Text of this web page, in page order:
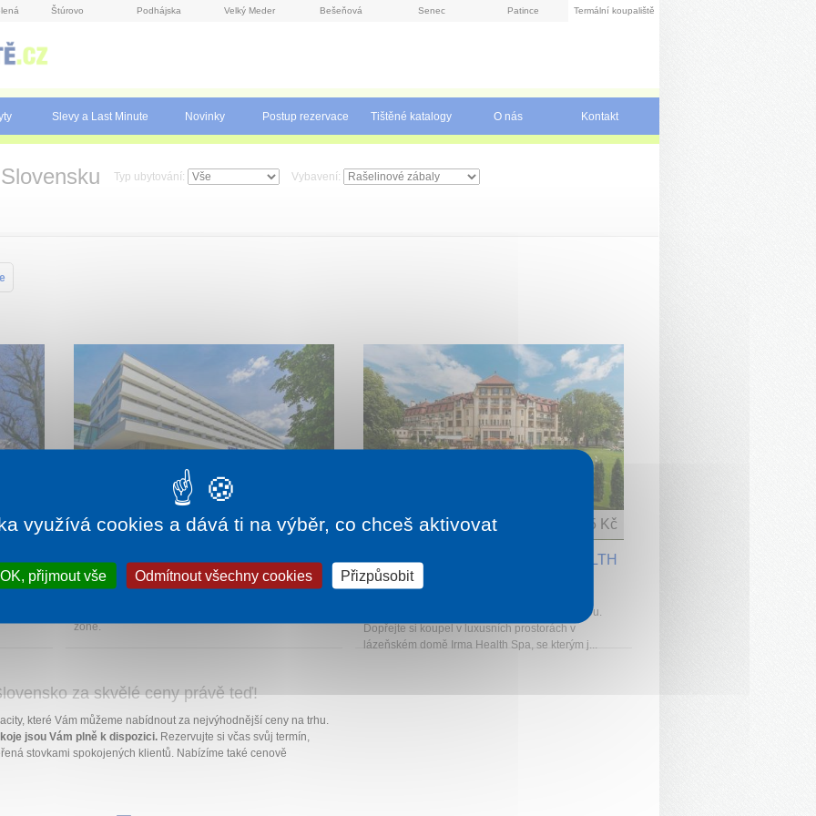
Štúrovo Podhájska Velký Meder Bešeňová Senec Patince Termální koupaliště
Slevy a Last Minute Novinky Postup rezervace Tištěné katalogy O nás Kontakt
Typ ubytování: Vybavení:
městě
dní
Kč
LÁZEŇSKÝ HOTEL KRYM
Trenčianské Teplice
zóně.
1 noc od2 345 Kč
THERMIA PALACE ENSANA HEALTH
SPA HOTEL
Zdraví a pohodlí - všechno pod jednou střechou.
Dopřejte si koupel v luxusních prostorách v
lázeňském domě Irma Health Spa, se kterým j...
5 035 Kč
za skvělé ceny právě teď!
které Vám můžeme nabídnout za nejvýhodnější ceny na trhu.
jsou Vám plně k dispozici. Rezervujte si včas svůj termín,
stovkami spokojených klientů. Nabízíme také cenově
využívá cookies a dává ti na výběr, co chceš aktivovat
OK, přijmout vše Odmítnout všechny cookies Přizpůsobit